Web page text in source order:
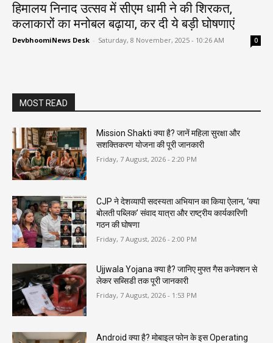
हिमालय निनाद उत्सव में सीएम धामी ने की शिरकत,
कलाकारों का मनोबल बढ़ाया, कर दी ये बड़ी घोषणाएं
DevbhoomiNews Desk - Saturday, 8 November, 2025 - 10:26 AM 0
MOST READ
Mission Shakti क्या है? जानें महिला सुरक्षा और
सशक्तिकरण योजना की पूरी जानकारी
Friday, 7 August, 2026 - 2:20 PM
CJP ने देशव्यापी सदस्यता अभियान का किया ऐलान, ‘क्या
बोलती पब्लिक’ संवाद यात्रा और राष्ट्रीय कार्यकारिणी
गठन की घोषणा
Friday, 7 August, 2026 - 2:00 PM
Ujjwala Yojana क्या है? जानिए मुफ्त गैस कनेक्शन से
लेकर सब्सिडी तक पूरी जानकारी
Friday, 7 August, 2026 - 1:53 PM
Android क्या है? मोबाइल फोन के इस Operating